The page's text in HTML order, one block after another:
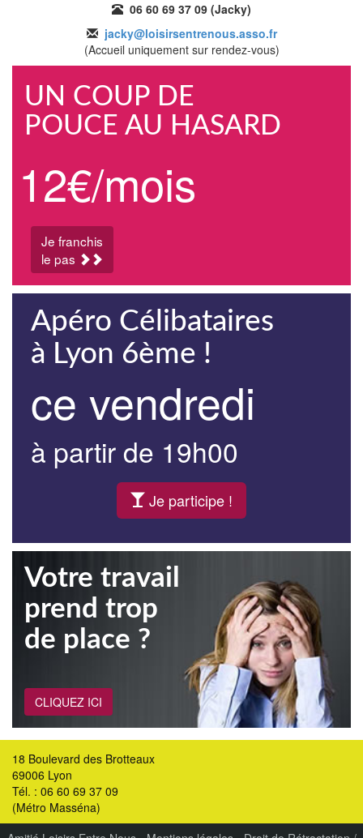
06 60 69 37 09 (Jacky)
jacky@loisirsentrenous.asso.fr
(Accueil uniquement sur rendez-vous)
UN COUP DE
POUCE AU HASARD
12€/mois
Je franchis
le pas
Apéro Célibataires
à Lyon 6ème !
ce vendredi
à partir de 19h00
Je participe !
Votre travail
prend trop
de place ?
CLIQUEZ ICI
18 Boulevard des Brotteaux
69006 Lyon
Tél. : 06 60 69 37 09
(Métro Masséna)